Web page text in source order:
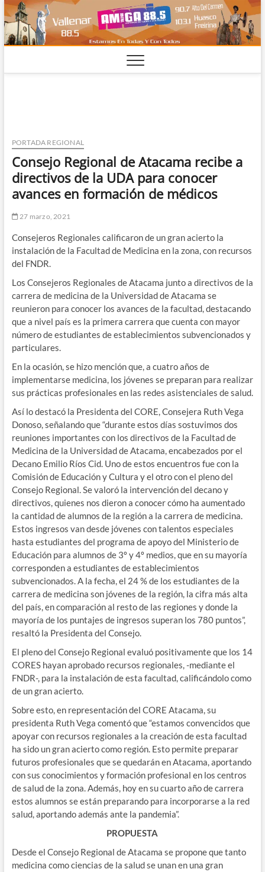
Saltar
al
contenido
PORTADA REGIONAL
Consejo Regional de Atacama recibe a
directivos de la UDA para conocer
avances en formación de médicos
27 marzo, 2021
Consejeros Regionales calificaron de un gran acierto la
instalación de la Facultad de Medicina en la zona, con recursos
del FNDR.
Los Consejeros Regionales de Atacama junto a directivos de la
carrera de medicina de la Universidad de Atacama se
reunieron para conocer los avances de la facultad, destacando
que a nivel país es la primera carrera que cuenta con mayor
número de estudiantes de establecimientos subvencionados y
particulares.
En la ocasión, se hizo mención que, a cuatro años de
implementarse medicina, los jóvenes se preparan para realizar
sus prácticas profesionales en las redes asistenciales de salud.
Así lo destacó la Presidenta del CORE, Consejera Ruth Vega
Donoso, señalando que “durante estos días sostuvimos dos
reuniones importantes con los directivos de la Facultad de
Medicina de la Universidad de Atacama, encabezados por el
Decano Emilio Ríos Cid. Uno de estos encuentros fue con la
Comisión de Educación y Cultura y el otro con el pleno del
Consejo Regional. Se valoró la intervención del decano y
directivos, quienes nos dieron a conocer cómo ha aumentado
la cantidad de alumnos de la región a la carrera de medicina.
Estos ingresos van desde jóvenes con talentos especiales
hasta estudiantes del programa de apoyo del Ministerio de
Educación para alumnos de 3º y 4º medios, que en su mayoría
corresponden a estudiantes de establecimientos
subvencionados. A la fecha, el 24 % de los estudiantes de la
carrera de medicina son jóvenes de la región, la cifra más alta
del país, en comparación al resto de las regiones y donde la
mayoría de los puntajes de ingresos superan los 780 puntos”,
resaltó la Presidenta del Consejo.
El pleno del Consejo Regional evaluó positivamente que los 14
CORES hayan aprobado recursos regionales, -mediante el
FNDR-, para la instalación de esta facultad, calificándolo como
de un gran acierto.
Sobre esto, en representación del CORE Atacama, su
presidenta Ruth Vega comentó que “estamos convencidos que
apoyar con recursos regionales a la creación de esta facultad
ha sido un gran acierto como región. Esto permite preparar
futuros profesionales que se quedarán en Atacama, aportando
con sus conocimientos y formación profesional en los centros
de salud de la zona. Además, hoy en su cuarto año de carrera
estos alumnos se están preparando para incorporarse a la red
salud, aportando además ante la pandemia”.
PROPUESTA
Desde el Consejo Regional de Atacama se propone que tanto
medicina como ciencias de la salud se unan en una gran